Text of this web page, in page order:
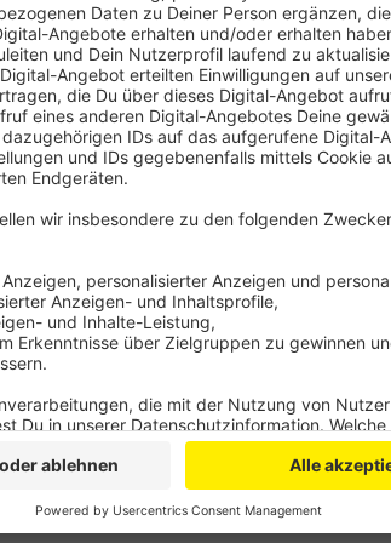
Die Unterkunft im Gewerbegebiet Iversheim
Menschen und soll die
Containern mit Schlafräumen,
Angaben der Verwaltung sind die
sei die Anlage aber notwendig, um Engpässe
belegen zu müssen. Bei der Besichtigung
Belegung und zur Betreuung der künftigen
Containeranlage am Mittwoch zwischen 16
Anzeige